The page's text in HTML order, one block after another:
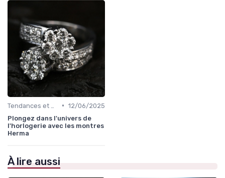
• 12/06/2025
Plongez dans l'univers de
l'horlogerie avec les montres
Herma
À lire aussi